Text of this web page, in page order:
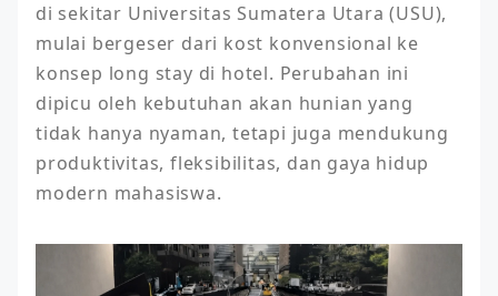
di sekitar Universitas Sumatera Utara (USU),
mulai bergeser dari kost konvensional ke
konsep long stay di hotel. Perubahan ini
dipicu oleh kebutuhan akan hunian yang
tidak hanya nyaman, tetapi juga mendukung
produktivitas, fleksibilitas, dan gaya hidup
modern mahasiswa.